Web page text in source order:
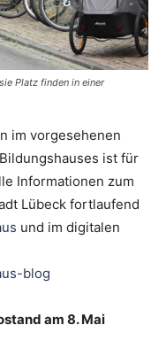
Platz finden in einer
im vorgesehenen
ist für
Informationen zum
Lübeck fortlaufend
und im digitalen
blog
am 8. Mai